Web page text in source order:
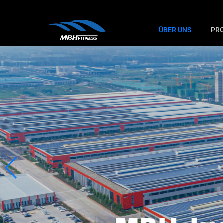
ÜBER UNS
LERNEN SIE
KARDIOTRAINING
Fitnessgerät
Crosstrainer
Spinning-Bike
Treppensteiger
Ergometer
MTM Serie
XMDM Serie
MEL Serie
T8 Serie